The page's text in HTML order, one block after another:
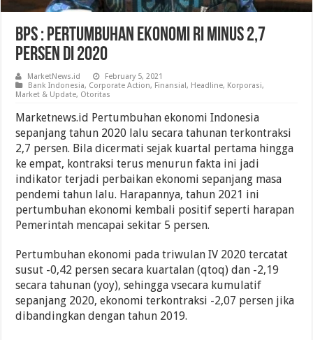
BPS : Pertumbuhan Ekonomi RI Minus 2,7
Persen Di 2020
MarketNews.id
February 5, 2021
Bank Indonesia, Corporate Action, Finansial, Headline, Korporasi,
Market & Update, Otoritas
Marketnews.id Pertumbuhan ekonomi Indonesia
sepanjang tahun 2020 lalu secara tahunan terkontraksi
2,7 persen. Bila dicermati sejak kuartal pertama hingga
ke empat, kontraksi terus menurun fakta ini jadi
indikator terjadi perbaikan ekonomi sepanjang masa
pendemi tahun lalu. Harapannya, tahun 2021 ini
pertumbuhan ekonomi kembali positif seperti harapan
Pemerintah mencapai sekitar 5 persen.
Pertumbuhan ekonomi pada triwulan IV 2020 tercatat
susut -0,42 persen secara kuartalan (qtoq) dan -2,19
secara tahunan (yoy), sehingga vsecara kumulatif
sepanjang 2020, ekonomi terkontraksi -2,07 persen jika
dibandingkan dengan tahun 2019.